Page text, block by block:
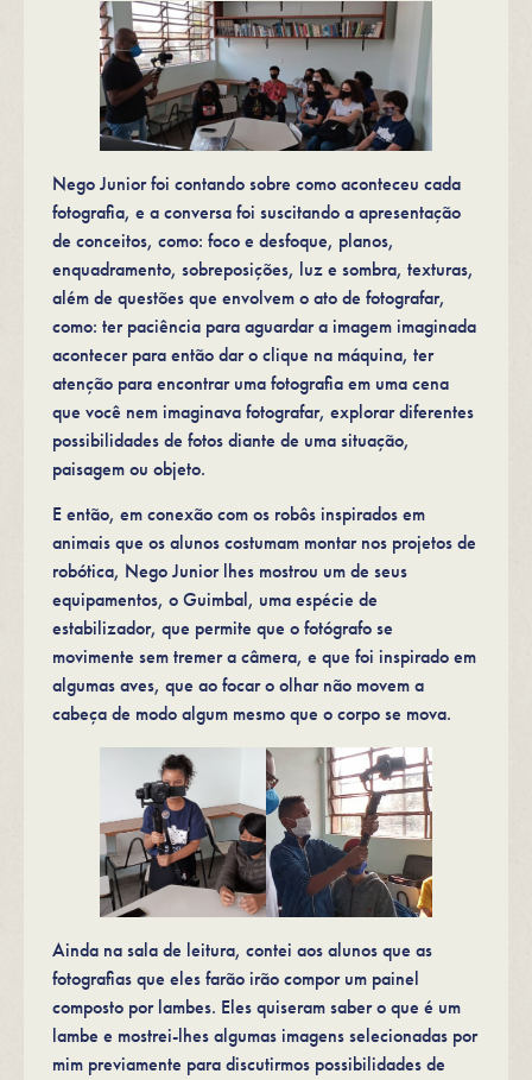
Nego Junior foi contando sobre como aconteceu cada
fotografia, e a conversa foi suscitando a apresentação
de conceitos, como: foco e desfoque, planos,
enquadramento, sobreposições, luz e sombra, texturas,
além de questões que envolvem o ato de fotografar,
como: ter paciência para aguardar a imagem imaginada
acontecer para então dar o clique na máquina, ter
atenção para encontrar uma fotografia em uma cena
que você nem imaginava fotografar, explorar diferentes
possibilidades de fotos diante de uma situação,
paisagem ou objeto.
E então, em conexão com os robôs inspirados em
animais que os alunos costumam montar nos projetos de
robótica, Nego Junior lhes mostrou um de seus
equipamentos, o Guimbal, uma espécie de
estabilizador, que permite que o fotógrafo se
movimente sem tremer a câmera, e que foi inspirado em
algumas aves, que ao focar o olhar não movem a
cabeça de modo algum mesmo que o corpo se mova.
Ainda na sala de leitura, contei aos alunos que as
fotografias que eles farão irão compor um painel
composto por lambes. Eles quiseram saber o que é um
lambe e mostrei-lhes algumas imagens selecionadas por
mim previamente para discutirmos possibilidades de